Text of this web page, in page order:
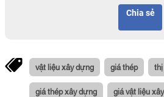
Chia sẻ
vật liệu xây dựng giá thép
giá thép xây dựng giá vật liệu